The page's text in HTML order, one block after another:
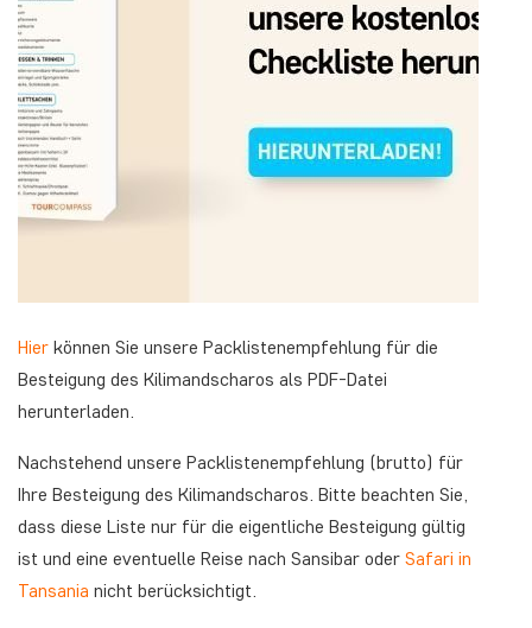
Hier können Sie unsere Packlistenempfehlung für die
Besteigung des Kilimandscharos als PDF-Datei
herunterladen.
Nachstehend unsere Packlistenempfehlung (brutto) für
Ihre Besteigung des Kilimandscharos. Bitte beachten Sie,
dass diese Liste nur für die eigentliche Besteigung gültig
ist und eine eventuelle Reise nach Sansibar oder Safari in
Tansania nicht berücksichtigt.